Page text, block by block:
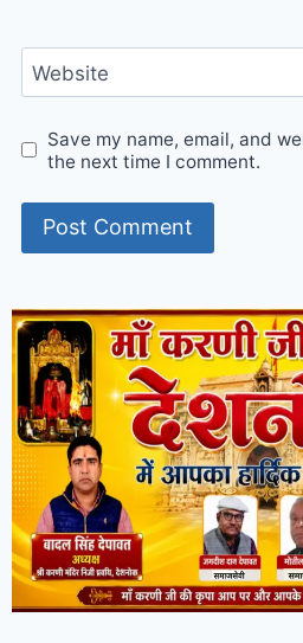
Website
Save my name, email, and
the next time I comment.